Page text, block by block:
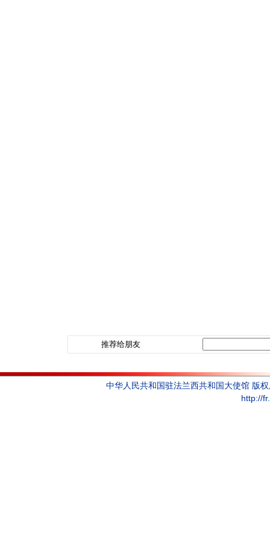
推荐给朋友
中华人民共和国驻法兰西共和国大使馆 版
http://